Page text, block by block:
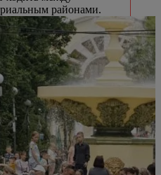
районами.